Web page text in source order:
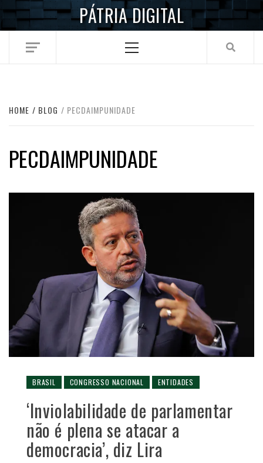
Skip
PÁTRIA DIGITAL
Menu
HOME BLOG PECDAIMPUNIDADE
PECDAIMPUNIDADE
BRASIL CONGRESSO NACIONAL ENTIDADES
‘Inviolabilidade de parlamentar
não é plena se atacar a
democracia’, diz Lira